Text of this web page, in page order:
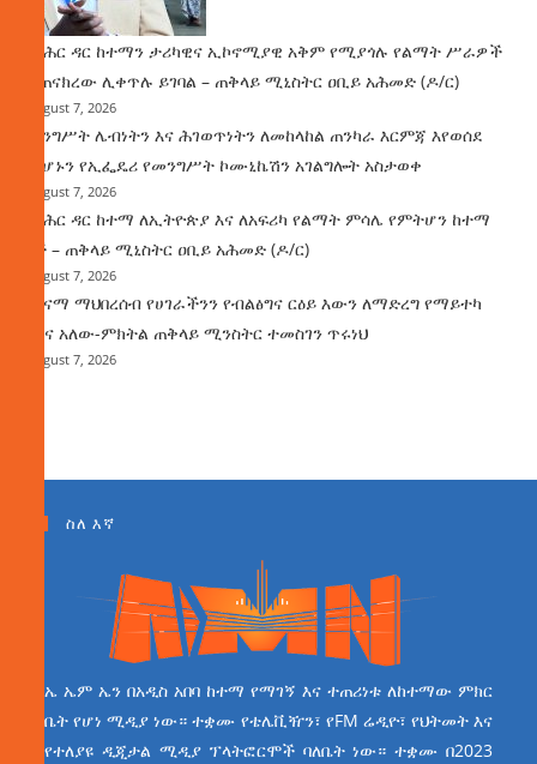
የባሕር ዳር ከተማን ታሪካዊና ኢኮኖሚያዊ አቅም የሚያጎሉ የልማት ሥራዎች
ተጠናክረው ሊቀጥሉ ይገባል – ጠቅላይ ሚኒስትር ዐቢይ አሕመድ (ዶ/ር)
August 7, 2026
መንግሥት ሌብነትን እና ሕገወጥነትን ለመከላከል ጠንካራ እርምጃ እየወሰደ
መሆኑን የኢፌዴሪ የመንግሥት ኮሙኒኬሽን አገልግሎት አስታወቀ
August 7, 2026
የባሕር ዳር ከተማ ለኢትዮጵያ እና ለአፍሪካ የልማት ምሳሌ የምትሆን ከተማ
ነች – ጠቅላይ ሚኒስትር ዐቢይ አሕመድ (ዶ/ር)
August 7, 2026
ጤናማ ማህበረሰብ የሀገራችንን የብልፅግና ርዕይ እውን ለማድረግ የማይተካ
ሚና አለው-ምክትል ጠቅላይ ሚንስትር ተመስገን ጥሩነህ
August 7, 2026
ስለ እኛ
ኤ ኤም ኤን በአዲስ አበባ ከተማ የማገኝ እና ተጠሪነቱ ለከተማው ምክር
ቤት የሆነ ሚዲያ ነው። ተቋሙ የቴሌቪዥን፣ የFM ሬዲዮ፣ የህትመት እና
የተለያዩ ዲጂታል ሚዲያ ፕላትፎርሞች ባለቤት ነው። ተቋሙ በ2023